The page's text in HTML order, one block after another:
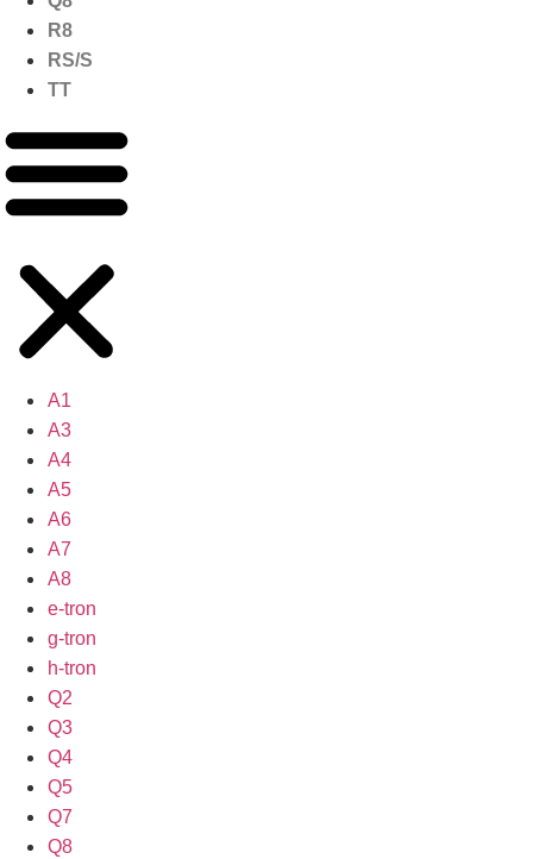
R8
RS/S
TT
A1
A3
A4
A5
A6
A7
A8
e-tron
g-tron
h-tron
Q2
Q3
Q4
Q5
Q7
Q8